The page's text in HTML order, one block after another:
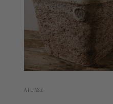
ATLASZ